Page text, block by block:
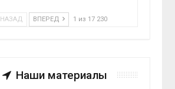
НАЗАД ВПЕРЕД 1 из 17 230
Наши материалы